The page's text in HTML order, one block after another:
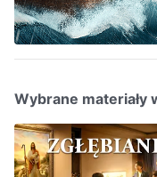
Wybrane materiały